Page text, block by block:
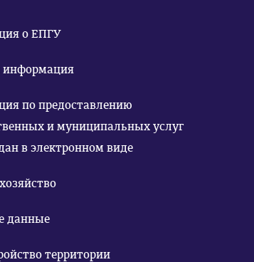
о ЕПГУ
информация
по предоставлению
и муниципальных услуг
в электронном виде
данные
территории